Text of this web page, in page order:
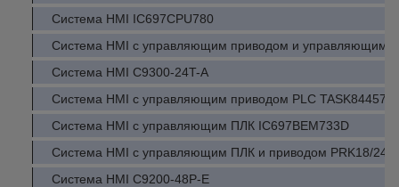
Система HMI IC697CPU780
Система HMI с управляющим приводом и управляющим
Система HMI C9300-24T-A
Система HMI с управляющим приводом PLC TASK844575
Система HMI с управляющим ПЛК IC697BEM733D
Система HMI с управляющим ПЛК и приводом PRK18/
Система HMI C9200-48P-E